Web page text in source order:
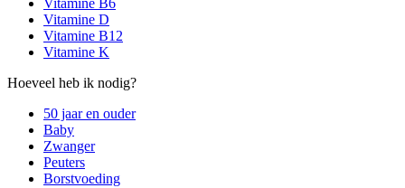
Vitamine B6
Vitamine D
Vitamine B12
Vitamine K
Hoeveel heb ik nodig?
50 jaar en ouder
Baby
Zwanger
Peuters
Borstvoeding